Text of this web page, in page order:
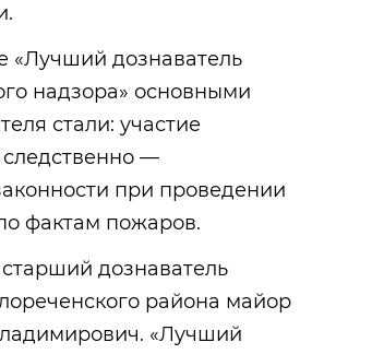
«Лучший дознаватель
надзора» основными
стали: участие
следственно —
при проведении
фактам пожаров.
дознаватель
района майор
«Лучший